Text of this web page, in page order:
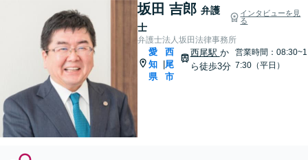
坂田 吉郎 弁護
士
インタビューを見
る
弁護士法人坂田法律事務所
愛
知
県
西
尾
市
西尾駅 か
ら徒歩3分
営業時間：08:30~1
7:30（平日）